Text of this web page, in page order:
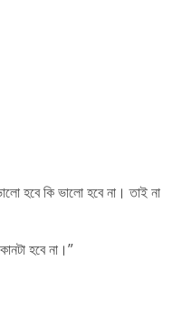
হবে কি ভালো হবে না। তাই না
হবে না।”